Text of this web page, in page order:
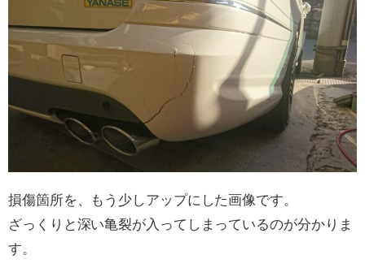
損傷箇所を、もう少しアップにした画像です。
ざっくりと深い亀裂が入ってしまっているのが分かりま
す。